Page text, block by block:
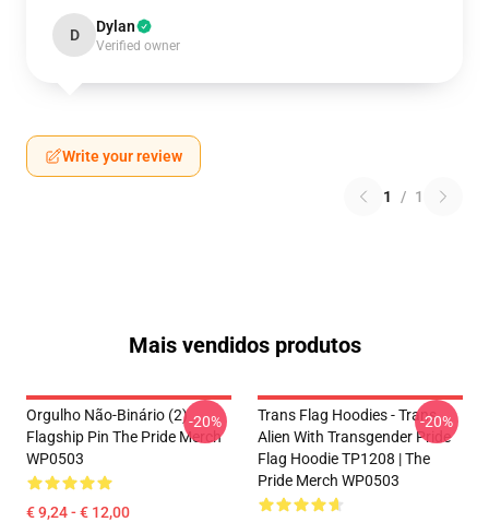
D Dylan
Verified owner
Write your review
1 / 1
Mais vendidos produtos
Orgulho Não-Binário (2)
Flagship Pin The Pride Merch
WP0503
€ 9,24 - € 12,00
-20%
Trans Flag Hoodies - Trans
Alien With Transgender Pride
Flag Hoodie TP1208 | The
Pride Merch WP0503
-20%